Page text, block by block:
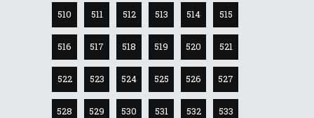
510 511 512 513 514 515
516 517 518 519 520 521
522 523 524 525 526 527
528 529 530 531 532 533